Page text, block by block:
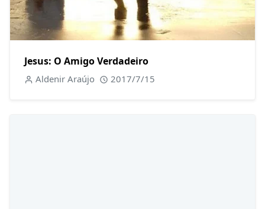
Jesus: O Amigo Verdadeiro
Aldenir Araújo 2017/7/15